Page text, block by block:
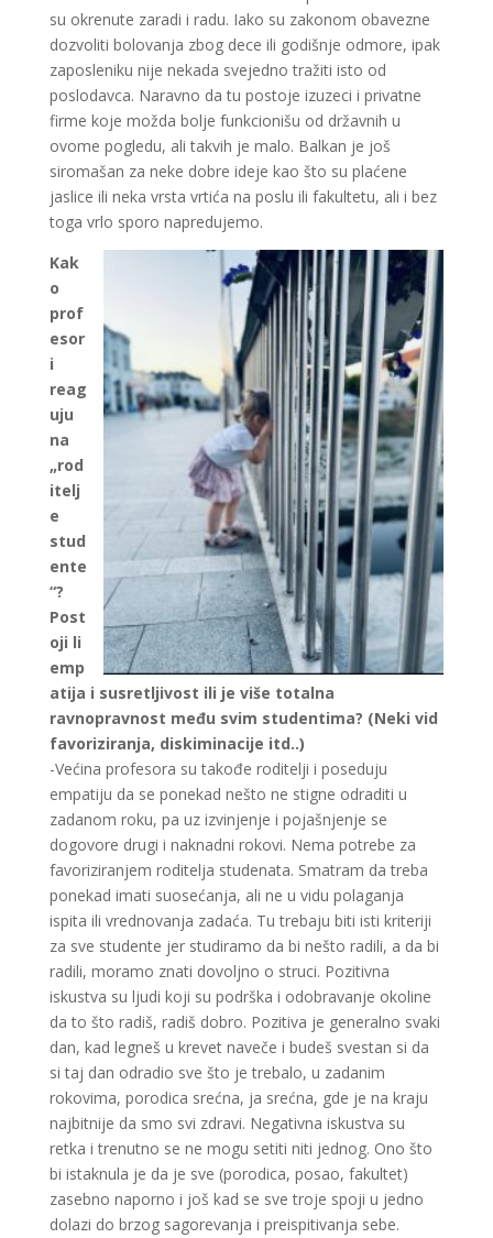
su okrenute zaradi i radu. Iako su zakonom obavezne
dozvoliti bolovanja zbog dece ili godišnje odmore, ipak
zaposleniku nije nekada svejedno tražiti isto od
poslodavca. Naravno da tu postoje izuzeci i privatne
firme koje možda bolje funkcionišu od državnih u
ovome pogledu, ali takvih je malo. Balkan je još
siromašan za neke dobre ideje kao što su plaćene
jaslice ili neka vrsta vrtića na poslu ili fakultetu, ali i bez
toga vrlo sporo napredujemo.
Kak
o
prof
esor
i
reag
uju
na
„rod
itelj
e
stud
ente
“?
Post
oji li
emp
atija i susretljivost ili je više totalna
ravnopravnost među svim studentima? (Neki vid
favoriziranja, diskiminacije itd..)
-Većina profesora su takođe roditelji i poseduju
empatiju da se ponekad nešto ne stigne odraditi u
zadanom roku, pa uz izvinjenje i pojašnjenje se
dogovore drugi i naknadni rokovi. Nema potrebe za
favoriziranjem roditelja studenata. Smatram da treba
ponekad imati suosećanja, ali ne u vidu polaganja
ispita ili vrednovanja zadaća. Tu trebaju biti isti kriteriji
za sve studente jer studiramo da bi nešto radili, a da bi
radili, moramo znati dovoljno o struci. Pozitivna
iskustva su ljudi koji su podrška i odobravanje okoline
da to što radiš, radiš dobro. Pozitiva je generalno svaki
dan, kad legneš u krevet naveče i budeš svestan si da
si taj dan odradio sve što je trebalo, u zadanim
rokovima, porodica srećna, ja srećna, gde je na kraju
najbitnije da smo svi zdravi. Negativna iskustva su
retka i trenutno se ne mogu setiti niti jednog. Ono što
bi istaknula je da je sve (porodica, posao, fakultet)
zasebno naporno i još kad se sve troje spoji u jedno
dolazi do brzog sagorevanja i preispitivanja sebe.